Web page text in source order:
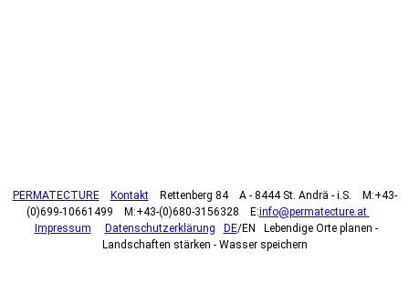
PERMATECTURE KontaktRettenberg 84 A - 8444 St. Andrä - i.S. M:+43-
(0)699-10661499 M:+43-(0)680-3156328 E:info@permatecture.at
Impressum
Datenschutzerklärung DE/EN Lebendige Orte planen -
Landschaften stärken - Wasser speichern